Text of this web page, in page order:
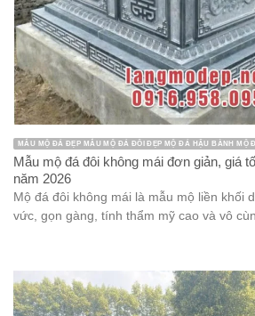
MẪU MỘ ĐÁ ĐẸP MẪU MỘ ĐÁ ĐÔI ĐẸP MỘ ĐÁ HẬU BÀNH MỘ
Mẫu mộ đá đôi không mái đơn giản, giá
năm 2026
Mộ đá đôi không mái là mẫu mộ liền khối
vức, gọn gàng, tính thẩm mỹ cao và vô